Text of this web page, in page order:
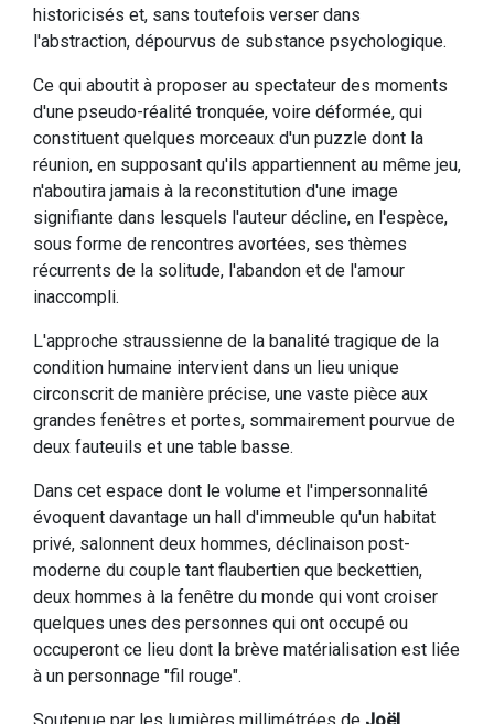
historicisés et, sans toutefois verser dans
l'abstraction, dépourvus de substance psychologique.
Ce qui aboutit à proposer au spectateur des moments
d'une pseudo-réalité tronquée, voire déformée, qui
constituent quelques morceaux d'un puzzle dont la
réunion, en supposant qu'ils appartiennent au même jeu,
n'aboutira jamais à la reconstitution d'une image
signifiante dans lesquels l'auteur décline, en l'espèce,
sous forme de rencontres avortées, ses thèmes
récurrents de la solitude, l'abandon et de l'amour
inaccompli.
L'approche straussienne de la banalité tragique de la
condition humaine intervient dans un lieu unique
circonscrit de manière précise, une vaste pièce aux
grandes fenêtres et portes, sommairement pourvue de
deux fauteuils et une table basse.
Dans cet espace dont le volume et l'impersonnalité
évoquent davantage un hall d'immeuble qu'un habitat
privé, salonnent deux hommes, déclinaison post-
moderne du couple tant flaubertien que beckettien,
deux hommes à la fenêtre du monde qui vont croiser
quelques unes des personnes qui ont occupé ou
occuperont ce lieu dont la brève matérialisation est liée
à un personnage "fil rouge".